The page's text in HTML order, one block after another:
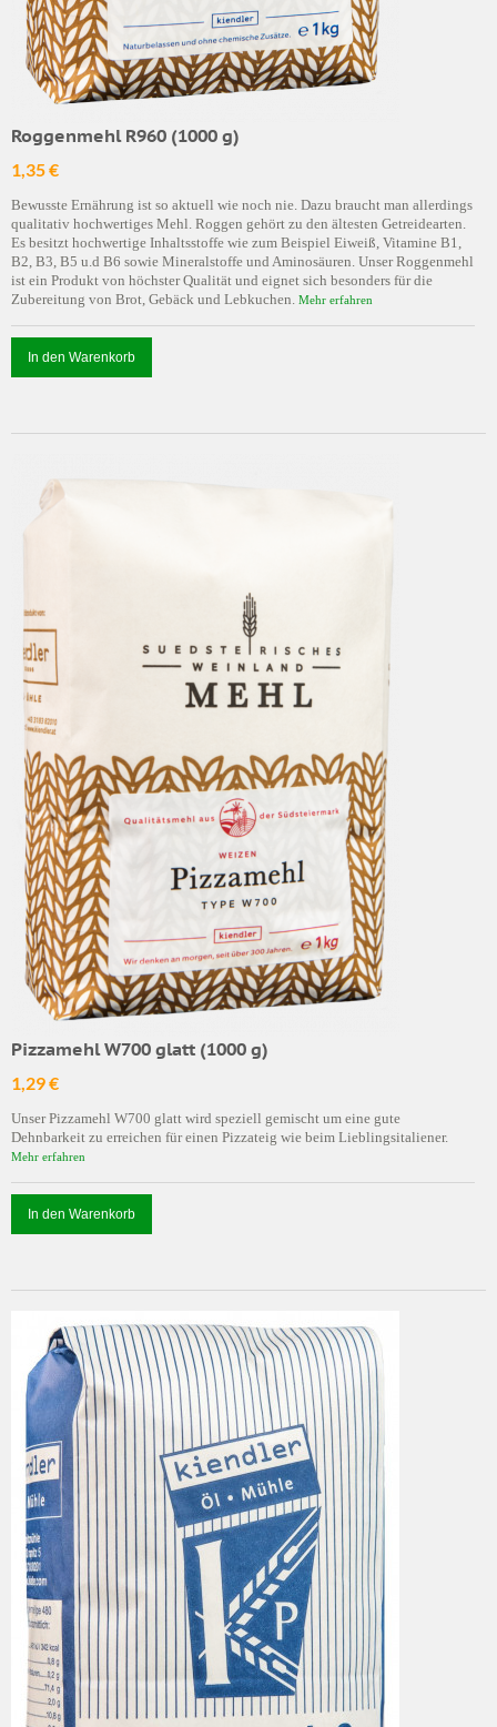
Roggenmehl R960 (1000 g)
1,35 €
Bewusste Ernährung ist so aktuell wie noch nie. Dazu braucht man allerdings
qualitativ hochwertiges Mehl. Roggen gehört zu den ältesten Getreidearten.
Es besitzt hochwertige Inhaltsstoffe wie zum Beispiel Eiweiß, Vitamine B1,
B2, B3, B5 u.d B6 sowie Mineralstoffe und Aminosäuren. Unser Roggenmehl
ist ein Produkt von höchster Qualität und eignet sich besonders für die
Zubereitung von Brot, Gebäck und Lebkuchen. Mehr erfahren
In den Warenkorb
Pizzamehl W700 glatt (1000 g)
1,29 €
Unser Pizzamehl W700 glatt wird speziell gemischt um eine gute
Dehnbarkeit zu erreichen für einen Pizzateig wie beim Lieblingsitaliener.
Mehr erfahren
In den Warenkorb